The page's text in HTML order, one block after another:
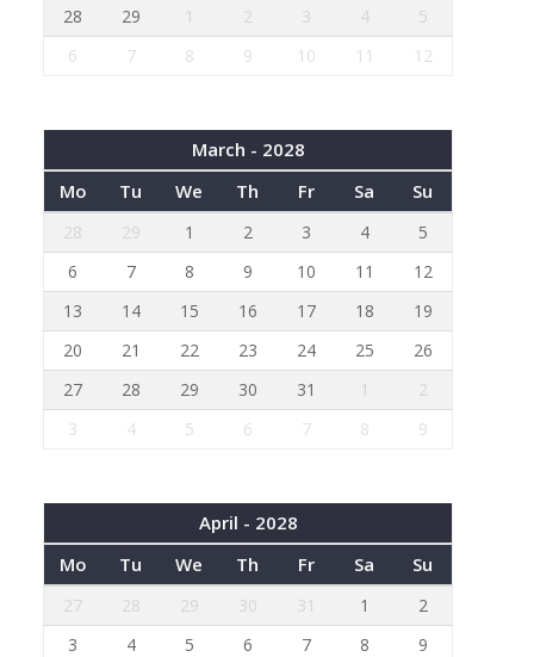
28 29 1 2 3 4
5
6
7 8 9 10 11 12
March - 2028
Mo
Tu We Th Fr Sa Su
28 29 1 2 3 4
5
6
7 8 9 10 11
12
13
14 15 16 17 18
19
20
21 22 23 24 25
26
27
28 29 30 31 1
2
3
4 5 6 7 8 9
April - 2028
Mo
Tu We Th Fr Sa Su
27 28 29 30 31 1
2
3
4 5 6 7 8
9